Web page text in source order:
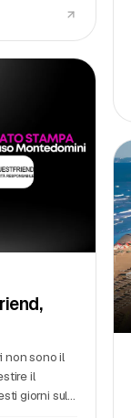
non sono il
il
giorni sulla